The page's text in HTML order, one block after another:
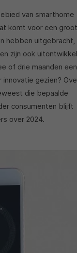
van smarthome
komt voor een groot
hebben uitgebracht,
zijn ook
of drie maanden een
gezien?
die bepaalde
consumenten blijft
over 2024.